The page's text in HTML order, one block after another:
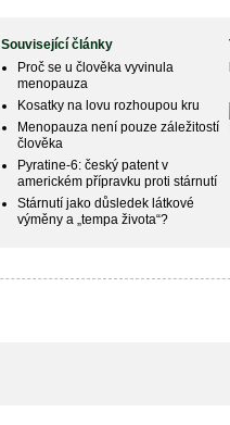
Související články
Proč se u člověka vyvinula
menopauza
Kosatky na lovu rozhoupou kru
Menopauza není pouze záležitostí
člověka
Pyratine-6: český patent v
americkém přípravku proti stárnutí
Stárnutí jako důsledek látkové
výměny a „tempa života“?